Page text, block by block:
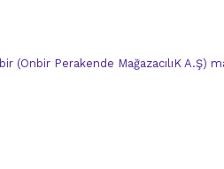
(Onbir Perakende MağazacılıK A.Ş)